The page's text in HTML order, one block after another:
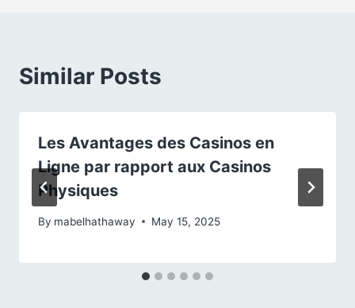
Similar Posts
Les Avantages des Casinos en
Ligne par rapport aux Casinos
Physiques
By mabelhathaway May 15, 2025